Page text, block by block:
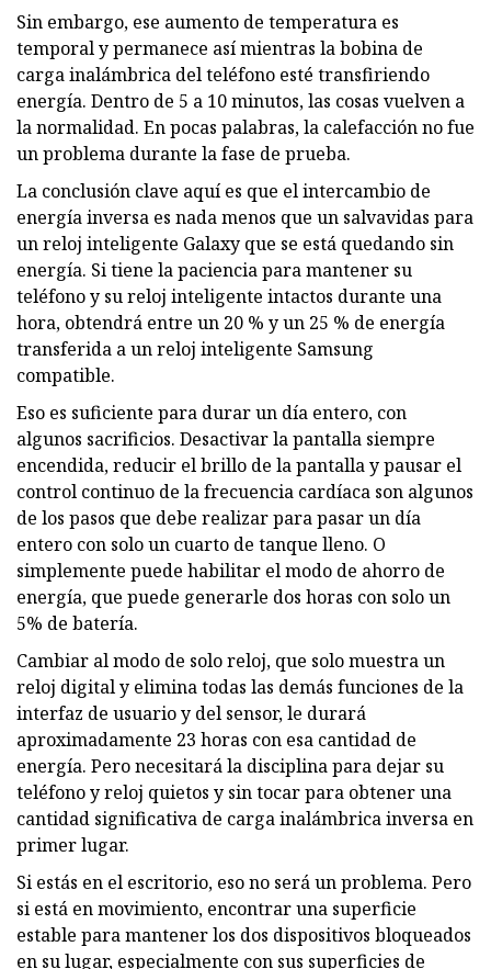
Sin embargo, ese aumento de temperatura es
temporal y permanece así mientras la bobina de
carga inalámbrica del teléfono esté transfiriendo
energía. Dentro de 5 a 10 minutos, las cosas vuelven a
la normalidad. En pocas palabras, la calefacción no fue
un problema durante la fase de prueba.
La conclusión clave aquí es que el intercambio de
energía inversa es nada menos que un salvavidas para
un reloj inteligente Galaxy que se está quedando sin
energía. Si tiene la paciencia para mantener su
teléfono y su reloj inteligente intactos durante una
hora, obtendrá entre un 20 % y un 25 % de energía
transferida a un reloj inteligente Samsung
compatible.
Eso es suficiente para durar un día entero, con
algunos sacrificios. Desactivar la pantalla siempre
encendida, reducir el brillo de la pantalla y pausar el
control continuo de la frecuencia cardíaca son algunos
de los pasos que debe realizar para pasar un día
entero con solo un cuarto de tanque lleno. O
simplemente puede habilitar el modo de ahorro de
energía, que puede generarle dos horas con solo un
5% de batería.
Cambiar al modo de solo reloj, que solo muestra un
reloj digital y elimina todas las demás funciones de la
interfaz de usuario y del sensor, le durará
aproximadamente 23 horas con esa cantidad de
energía. Pero necesitará la disciplina para dejar su
teléfono y reloj quietos y sin tocar para obtener una
cantidad significativa de carga inalámbrica inversa en
primer lugar.
Si estás en el escritorio, eso no será un problema. Pero
si está en movimiento, encontrar una superficie
estable para mantener los dos dispositivos bloqueados
en su lugar, especialmente con sus superficies de